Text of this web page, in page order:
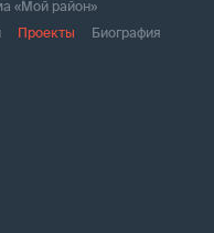
«Мой район»
Проекты Биография